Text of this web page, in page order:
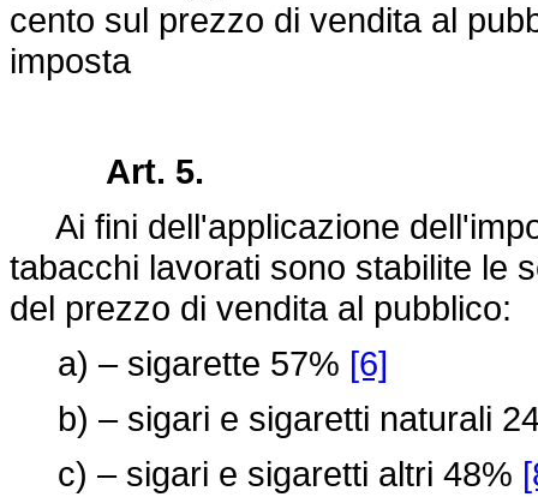
cento sul prezzo di vendita al
imposta
Art. 5.
Ai fini dell'applicazione
tabacchi lavorati sono stabilite le
del prezzo di vendita al pubblico:
a) – sigarette 57% [6]
b) – sigari e sigaretti naturali
c) – sigari e sigaretti altri 48%